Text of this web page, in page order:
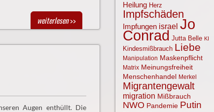
weiterlesen>>
Augen enthüllt. Die
Heilung Herz
Impfschäden
Impfungen israel Jo
Conrad Jutta Belle KI
Kindesmißbrauch Liebe
Manipulation Maskenpflicht
Matrix Meinungsfreiheit
Menschenhandel Merkel
Migrantengewalt
migration Mißbrauch
NWO Pandemie Putin